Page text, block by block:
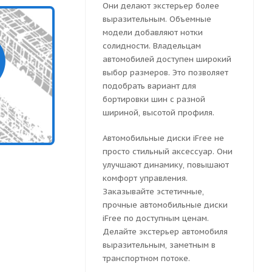
Они делают экстерьер более
выразительным. Объемные
модели добавляют нотки
солидности. Владельцам
автомобилей доступен широкий
выбор размеров. Это позволяет
подобрать вариант для
бортировки шин с разной
шириной, высотой профиля.
Автомобильные диски iFree не
просто стильный аксессуар. Они
улучшают динамику, повышают
комфорт управления.
Заказывайте эстетичные,
прочные автомобильные диски
iFree по доступным ценам.
Делайте экстерьер автомобиля
выразительным, заметным в
транспортном потоке.